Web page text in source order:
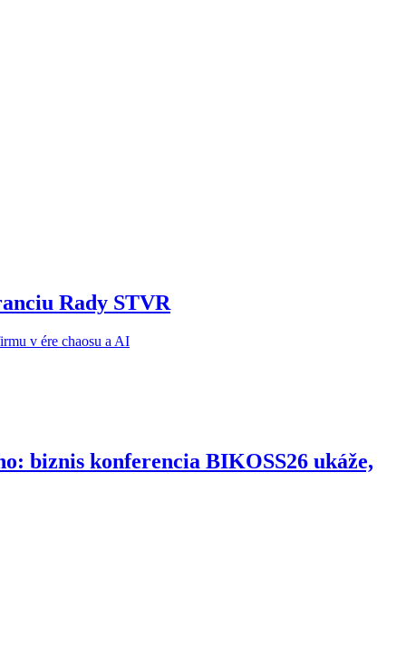
Rady STVR
biznis konferencia BIKOSS26 ukáže,